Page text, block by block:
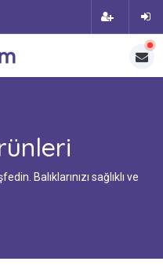
Balıklarınızı sağlıklı ve